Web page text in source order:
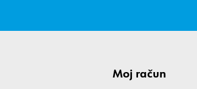
Moj račun